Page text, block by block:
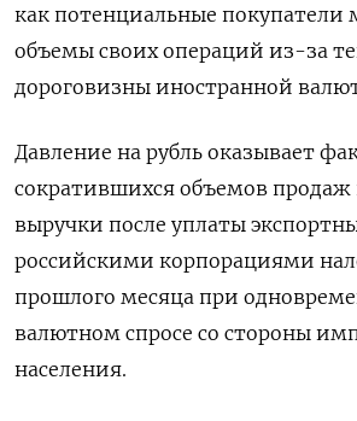
как потенциальные покупатели
объемы своих операций из-за
дороговизны иностранной
Давление на рубль оказывает
сократившихся объемов
выручки после уплаты
российскими корпорациями
прошлого месяца при
валютном спросе со стороны
населения.